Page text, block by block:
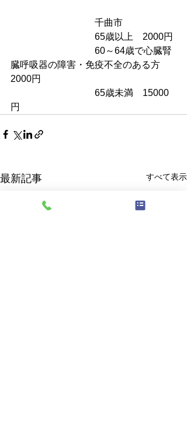
千曲市
65歳以上　2000円
60～64歳で心臓腎
臓呼吸器の障害・免疫不全のある方
2000円
65歳未満　15000
円
最新記事 すべて表示